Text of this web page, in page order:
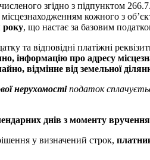
згідно з підпунктом
кожного з
року, що настає за базовим
та відповідні платіжні
інформацію про адресу
відмінне від земельної
нерухомостіподаток
днів з моменту
у визначений строк,